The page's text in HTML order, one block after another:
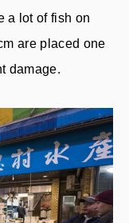
a lot of fish on
are placed one
damage.